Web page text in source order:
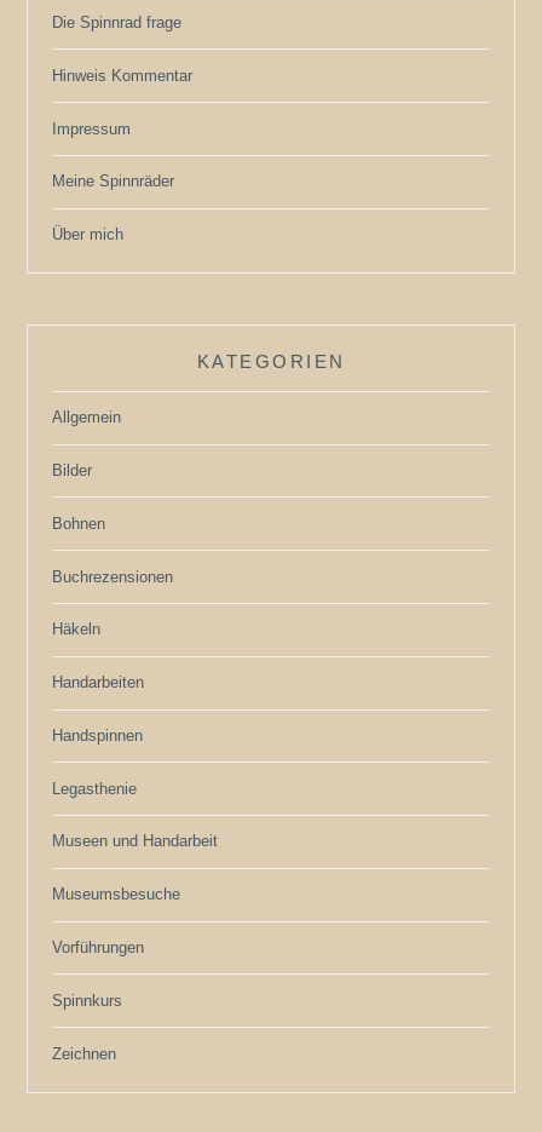
Die Spinnrad frage
Hinweis Kommentar
Impressum
Meine Spinnräder
Über mich
KATEGORIEN
Allgemein
Bilder
Bohnen
Buchrezensionen
Häkeln
Handarbeiten
Handspinnen
Legasthenie
Museen und Handarbeit
Museumsbesuche
Vorführungen
Spinnkurs
Zeichnen